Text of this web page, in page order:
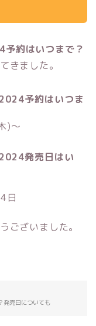
約はいつまで？
きました。
予約はいつま
)〜
発売日はい
日
ございました。
発売日についても